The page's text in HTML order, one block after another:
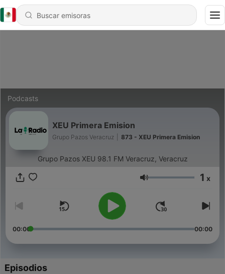
Podcasts
XEU Primera Emision
Grupo Pazos Veracruz 873 - XEU Primera Emision
Grupo Pazos XEU 98.1 FM Veracruz, Veracruz
Volumen 1 x
00:00 00:00
Episodios